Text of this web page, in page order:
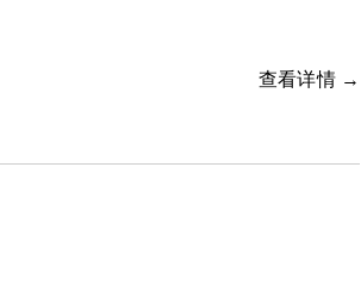
查看详情 →